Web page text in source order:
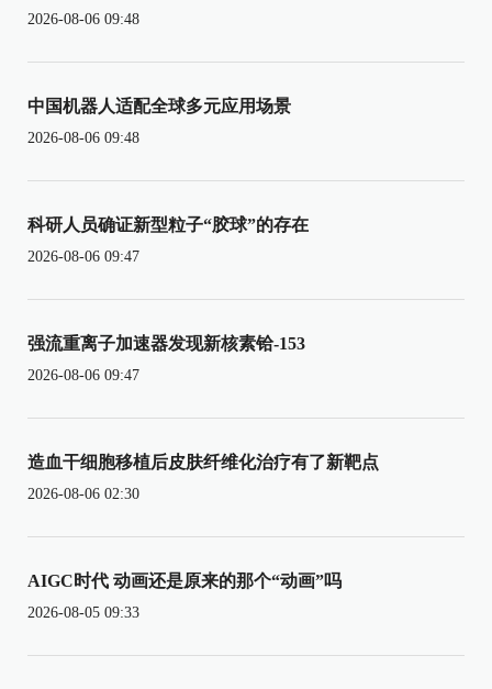
2026-08-06 09:48
中国机器人适配全球多元应用场景
2026-08-06 09:48
科研人员确证新型粒子“胶球”的存在
2026-08-06 09:47
强流重离子加速器发现新核素铪-153
2026-08-06 09:47
造血干细胞移植后皮肤纤维化治疗有了新靶点
2026-08-06 02:30
AIGC时代 动画还是原来的那个“动画”吗
2026-08-05 09:33